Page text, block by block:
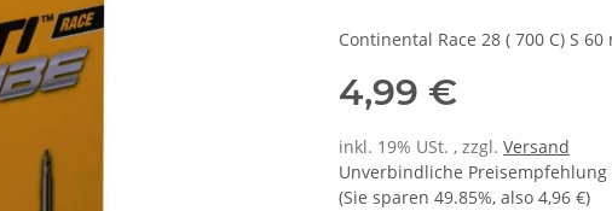
Continental Race 28 ( 700 C) S 60
4,99 €
inkl. 19% USt. , zzgl. Versand
Unverbindliche Preisempfehlung
(Sie sparen 49.85%, also 4,96 €)